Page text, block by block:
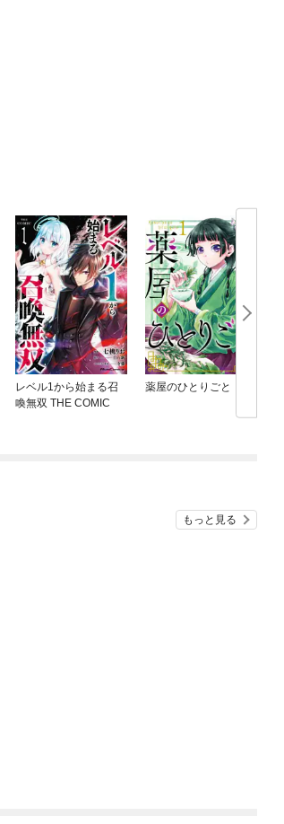
レベル1から始まる召
喚無双 THE COMIC
薬屋のひとりごと
もっと見る